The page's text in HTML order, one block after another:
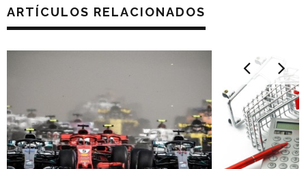
ARTÍCULOS RELACIONADOS